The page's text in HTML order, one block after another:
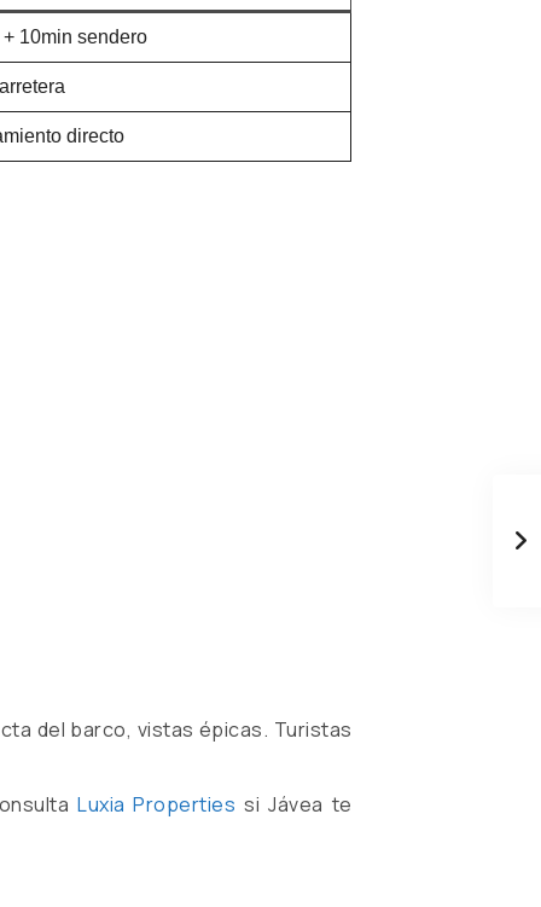
10min sendero
directo
del barco, vistas épicas. Turistas
Luxia Properties si Jávea te